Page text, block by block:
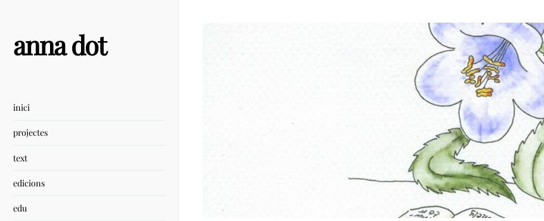
anna dot
inici
projectes
text
edicions
edu